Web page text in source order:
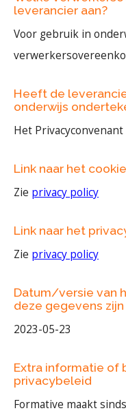
leverancier aan?
Voor gebruik in
Heeft de
onderwijs
Het
Link naar het
Zie privacy policy
Link naar het
Zie privacy policy
Datum/versie van
deze gegevens
2023-05-23
Extra informatie of
privacybeleid
Formative maakt